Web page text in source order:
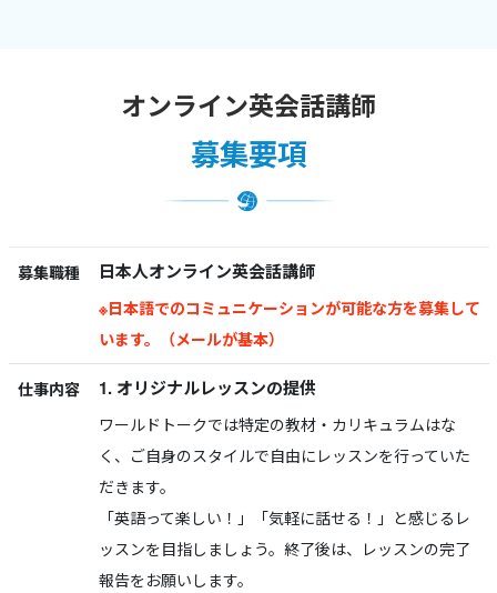
オンライン英会話講師
募集要項
募集職種 日本人オンライン英会話講師
※日本語でのコミュニケーションが可能な方を募集して
います。（メールが基本）
仕事内容 1. オリジナルレッスンの提供
ワールドトークでは特定の教材・カリキュラムはな
く、ご自身のスタイルで自由にレッスンを行っていた
だきます。
「英語って楽しい！」「気軽に話せる！」と感じるレ
ッスンを目指しましょう。終了後は、レッスンの完了
報告をお願いします。